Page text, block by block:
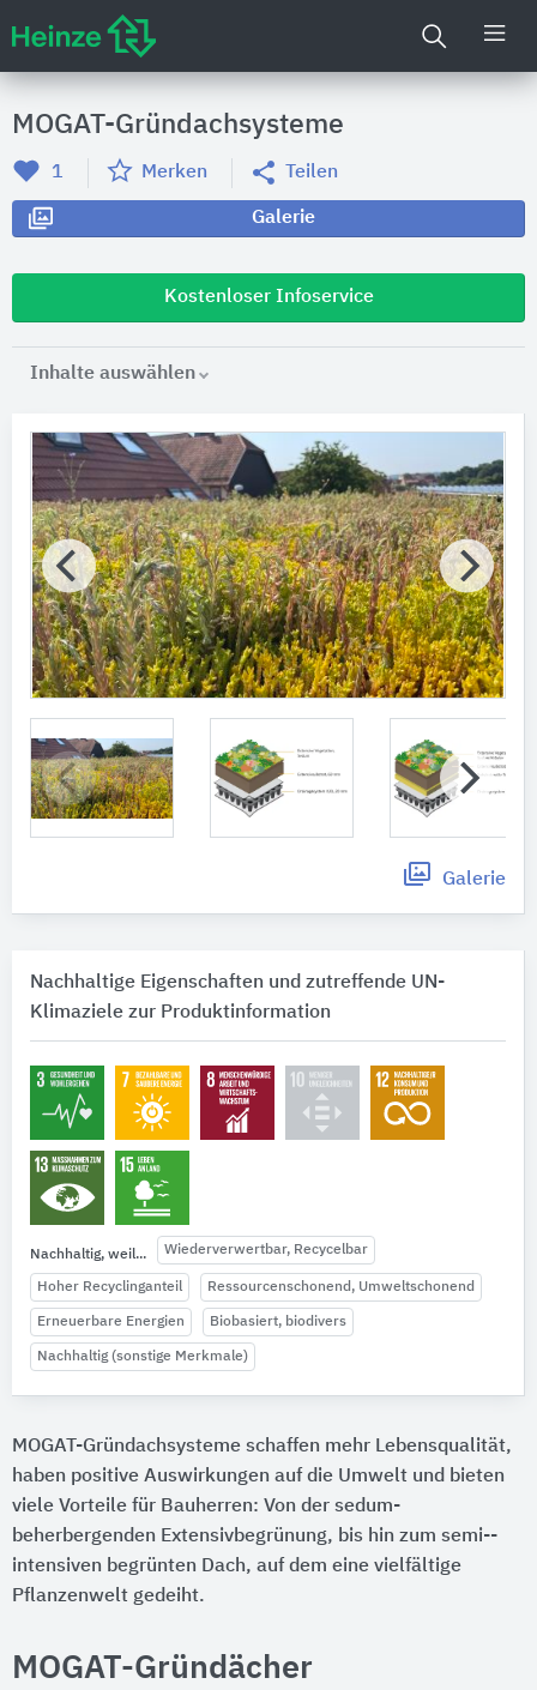
MOGAT-Gründachsysteme
1 Merken Teilen
Galerie
Kostenloser Infoservice
Inhalte auswählen
Galerie
Nachhaltige Eigenschaften und zutreffende UN-
Klimaziele zur Produktinformation
Nachhaltig, weil... Wiederverwertbar, Recycelbar
Hoher Recyclinganteil Ressourcenschonend, Umweltschonend
Erneuerbare Energien Biobasiert, biodivers
Nachhaltig (sonstige Merkmale)
MOGAT-Gründachsysteme schaffen mehr Lebensqualität,
haben positive Auswirkungen auf die Umwelt und bieten
viele Vorteile für Bauherren: Von der sedum­
beherbergenden Extensivbegrünung, bis hin zum semi-­
intensiven begrünten Dach, auf dem eine vielfältige
Pflanzenwelt gedeiht.
MOGAT-Gründächer